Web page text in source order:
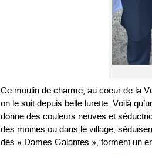
Ce moulin de charme, au coeur de la
on le suit depuis belle lurette. Voilà
donne des couleurs neuves et
des moines ou dans le village,
des « Dames Galantes », forment un